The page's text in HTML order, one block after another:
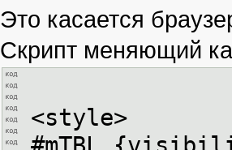
Это касается
Скрипт меняющий
<style>